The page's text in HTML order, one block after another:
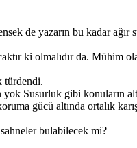
de yazarın bu kadar
ki olmalıdır da. Mühim
türdendi.
Susurluk gibi konuların
gücü altında ortalık
bulabilecek mi?